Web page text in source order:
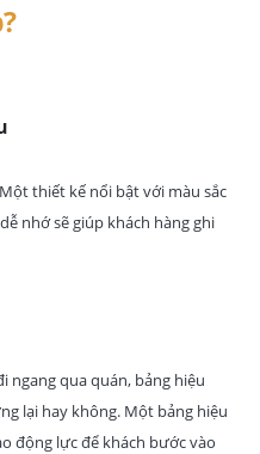
thiết kế nổi bật với màu sắc
nhớ sẽ giúp khách hàng ghi
ngang qua quán, bảng hiệu
lại hay không. Một bảng hiệu
động lực để khách bước vào